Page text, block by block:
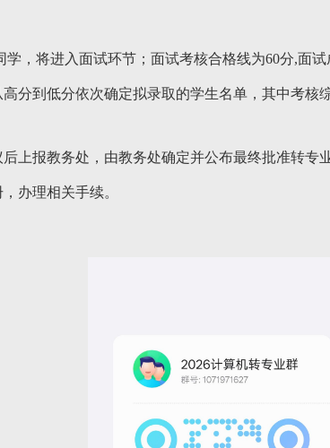
，将进入面试环节；面试考核合格线为60分,面试
分到低分依次确定拟录取的学生名单，其中考核
上报教务处，由教务处确定并公布最终批准转专
办理相关手续。